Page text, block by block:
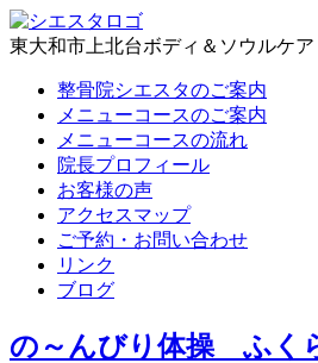
東大和市上北台ボディ＆ソウルケア
整骨院シエスタのご案内
メニューコースのご案内
メニューコースの流れ
院長プロフィール
お客様の声
アクセスマップ
ご予約・お問い合わせ
リンク
ブログ
の～んびり体操 ふ